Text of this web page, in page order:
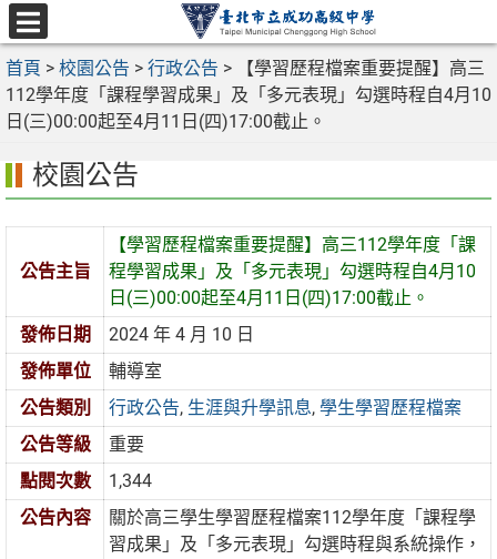
跳
至
主
要
內
選
單
首頁 > 校園公告 > 行政公告 >
【學習歷程檔案重要提醒】高三
112學年度「課程學習成果」及「多元表現」勾選時程自4月10
日(三)00:00起至4月11日(四)17:00截止。
校園公告
公告主旨
【學習歷程檔案重要提醒】高三112學年度「課
程學習成果」及「多元表現」勾選時程自4月10
日(三)00:00起至4月11日(四)17:00截止。
發佈日期
2024 年 4 月 10 日
發佈單位
輔導室
公告類別
行政公告, 生涯與升學訊息,學生學習歷程檔案
公告等級
重要
點閱次數
1,344
公告內容
關於高三學生學習歷程檔案112學年度「課程學
習成果」及「多元表現」勾選時程與系統操作，